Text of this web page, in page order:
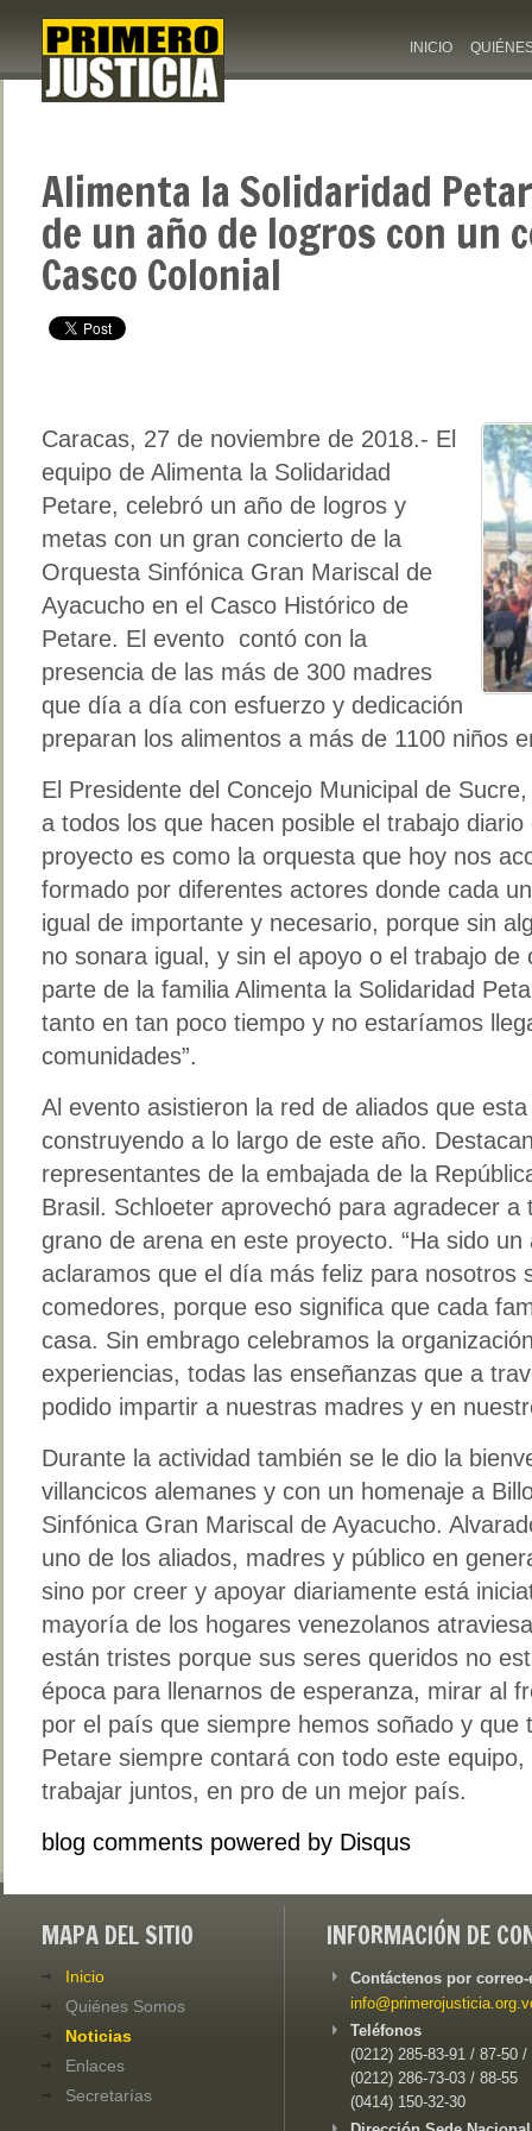
INICIO
Alimenta la Solidaridad
de un año de logros con un
Casco Colonial
Caracas, 27 de noviembre de 2018.- El
equipo de Alimenta la Solidaridad
Petare, celebró un año de logros y
metas con un gran concierto de la
Orquesta Sinfónica Gran Mariscal de
Ayacucho en el Casco Histórico de
Petare. El evento contó con la
presencia de las más de 300 madres
que día a día con esfuerzo y dedicación
preparan los alimentos a más de 1100 niños
El Presidente del Concejo Municipal de
a todos los que hacen posible el trabajo
proyecto es como la orquesta que hoy nos
formado por diferentes actores donde cada
igual de importante y necesario, porque sin
no sonara igual, y sin el apoyo o el trabajo
parte de la familia Alimenta la Solidaridad
tanto en tan poco tiempo y no estaríamos
comunidades”.
Al evento asistieron la red de aliados que
construyendo a lo largo de este año.
representantes de la embajada de la
Brasil. Schloeter aprovechó para agradecer a
grano de arena en este proyecto. “Ha sido
aclaramos que el día más feliz para nosotros
comedores, porque eso significa que cada
casa. Sin embrago celebramos la
experiencias, todas las enseñanzas que a
podido impartir a nuestras madres y en
Durante la actividad también se le dio la
villancicos alemanes y con un homenaje a
Sinfónica Gran Mariscal de Ayacucho.
uno de los aliados, madres y público en
sino por creer y apoyar diariamente está
mayoría de los hogares venezolanos
están tristes porque sus seres queridos no
época para llenarnos de esperanza, mirar al
por el país que siempre hemos soñado y que
Petare siempre contará con todo este
trabajar juntos, en pro de un mejor país.
blog comments powered by Disqus
MAPA DEL SITIO
Inicio
Quiénes Somos
Noticias
Enlaces
Secretarías
INFORMACIÓN DE
Contáctenos por
Teléfonos
(0212) 285-83-91 / 87-50 /
(0212) 286-73-03 / 88-55
(0414) 150-32-30